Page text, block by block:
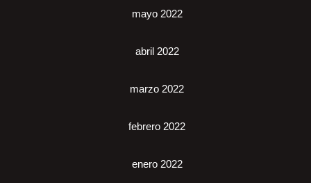
mayo 2022
abril 2022
marzo 2022
febrero 2022
enero 2022